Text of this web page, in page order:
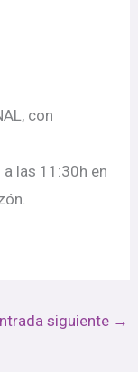
con
las 11:30h en
siguiente →